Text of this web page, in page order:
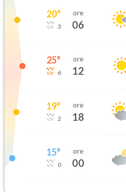
20°
3
ore
06
25°
6
ore
12
19°
2
ore
18
15°
0
ore
00